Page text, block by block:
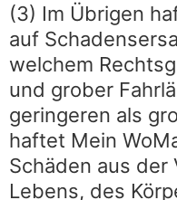
(3) Im Übrigen
auf
welchem
und grober
geringeren als
haftet Mein
Schäden aus der
Lebens, des